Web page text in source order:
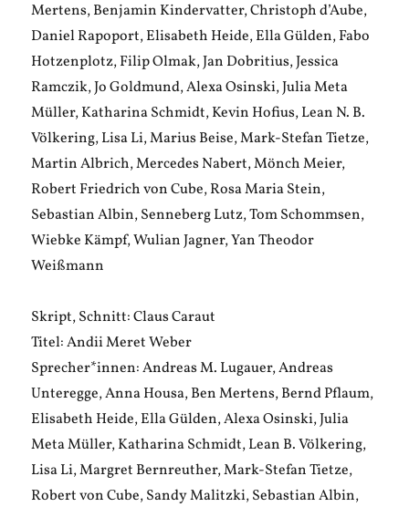
Mertens, Benjamin Kindervatter, Christoph d’Aube,
Daniel Rapoport, Elisabeth Heide, Ella Gülden, Fabo
Hotzenplotz, Filip Olmak, Jan Dobritius, Jessica
Ramczik, Jo Goldmund, Alexa Osinski, Julia Meta
Müller, Katharina Schmidt, Kevin Hofius, Lean N. B.
Völkering, Lisa Li, Marius Beise, Mark-Stefan Tietze,
Martin Albrich, Mercedes Nabert, Mönch Meier,
Robert Friedrich von Cube, Rosa Maria Stein,
Sebastian Albin, Senneberg Lutz, Tom Schommsen,
Wiebke Kämpf, Wulian Jagner, Yan Theodor
Weißmann
Skript, Schnitt: Claus Caraut
Titel: Andii Meret Weber
Sprecher*innen: Andreas M. Lugauer, Andreas
Unteregge, Anna Housa, Ben Mertens, Bernd Pflaum,
Elisabeth Heide, Ella Gülden, Alexa Osinski, Julia
Meta Müller, Katharina Schmidt, Lean B. Völkering,
Lisa Li, Margret Bernreuther, Mark-Stefan Tietze,
Robert von Cube, Sandy Malitzki, Sebastian Albin,